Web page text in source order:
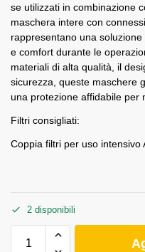
se utilizzati in combinazione
maschera intere con
rappresentano una
e comfort durante le
materiali di alta qualità, il
sicurezza, queste maschere
una protezione affidabile per
Filtri consigliati:
Coppia filtri per uso intensivo
2 disponibili